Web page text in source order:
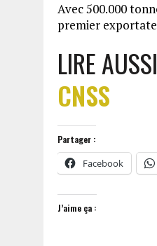
Avec 500.000
premier
LIRE AUSSI
CNSS
Partager :
Facebook
J’aime ça :